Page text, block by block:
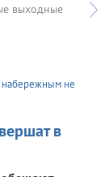
выходные
набережным не
в